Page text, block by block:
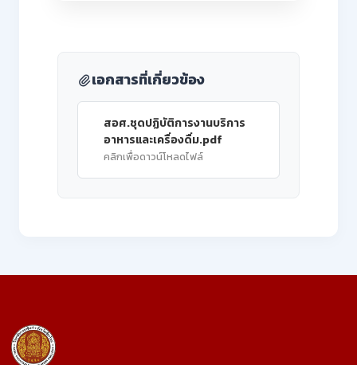
เอกสารที่เกี่ยวข้อง
สอศ.ชุดปฏิบัติการงานบริการ
อาหารและเครื่องดื่ม.pdf
คลิกเพื่อดาวน์โหลดไฟล์